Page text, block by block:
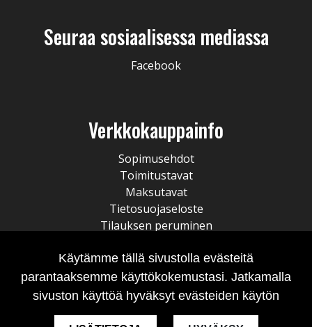
Seuraa sosiaalisessa mediassa
Facebook
Verkkokauppainfo
Sopimusehdot
Toimitustavat
Maksutavat
Tietosuojaseloste
Tilauksen peruminen
Käytämme tällä sivustolla evästeitä
parantaaksemme käyttökokemustasi. Jatkamalla
sivuston käyttöä hyväksyt evästeiden käytön